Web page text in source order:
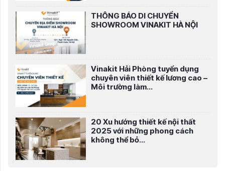
THÔNG BÁO DI CHUYỂN
SHOWROOM VINAKIT HÀ NỘI
Vinakit Hải Phòng tuyển dụng
chuyên viên thiết kế lương cao –
Môi trường làm...
20 Xu hướng thiết kế nội thất
2025 với những phong cách
không thể bỏ...